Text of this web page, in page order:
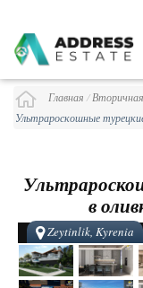
Главная /
Ультрароскошные
в
Zeytinlik, Kyrenia